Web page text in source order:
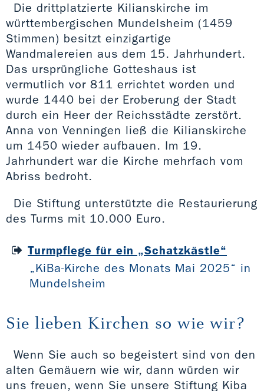
Die drittplatzierte Kilianskirche im
württembergischen Mundelsheim (1459
Stimmen) besitzt einzigartige
Wandmalereien aus dem 15. Jahrhundert.
Das ursprüngliche Gotteshaus ist
vermutlich vor 811 errichtet worden und
wurde 1440 bei der Eroberung der Stadt
durch ein Heer der Reichsstädte zerstört.
Anna von Venningen ließ die Kilianskirche
um 1450 wieder aufbauen. Im 19.
Jahrhundert war die Kirche mehrfach vom
Abriss bedroht.
Die Stiftung unterstützte die Restaurierung
des Turms mit 10.000 Euro.
Turmpflege für ein „Schatzkästle“
„KiBa-Kirche des Monats Mai 2025“ in
Mundelsheim
Sie lieben Kirchen so wie wir?
Wenn Sie auch so begeistert sind von den
alten Gemäuern wie wir, dann würden wir
uns freuen, wenn Sie unsere Stiftung Kiba